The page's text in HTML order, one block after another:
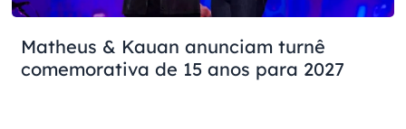
Matheus & Kauan anunciam turnê
comemorativa de 15 anos para 2027